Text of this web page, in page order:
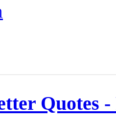
Quotes